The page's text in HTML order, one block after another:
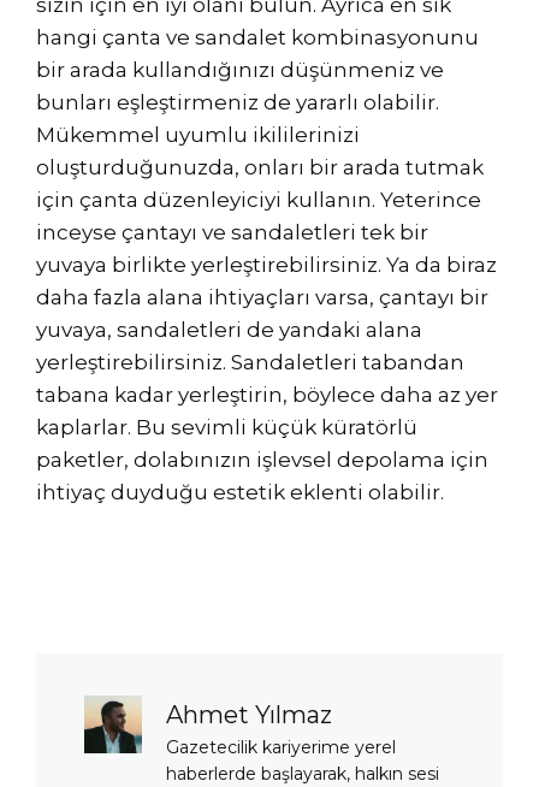
sizin için en iyi olanı bulun. Ayrıca en sık
hangi çanta ve sandalet kombinasyonunu
bir arada kullandığınızı düşünmeniz ve
bunları eşleştirmeniz de yararlı olabilir.
Mükemmel uyumlu ikililerinizi
oluşturduğunuzda, onları bir arada tutmak
için çanta düzenleyiciyi kullanın. Yeterince
inceyse çantayı ve sandaletleri tek bir
yuvaya birlikte yerleştirebilirsiniz. Ya da biraz
daha fazla alana ihtiyaçları varsa, çantayı bir
yuvaya, sandaletleri de yandaki alana
yerleştirebilirsiniz. Sandaletleri tabandan
tabana kadar yerleştirin, böylece daha az yer
kaplarlar. Bu sevimli küçük küratörlü
paketler, dolabınızın işlevsel depolama için
ihtiyaç duyduğu estetik eklenti olabilir.
Ahmet Yılmaz
Gazetecilik kariyerime yerel
haberlerde başlayarak, halkın sesi